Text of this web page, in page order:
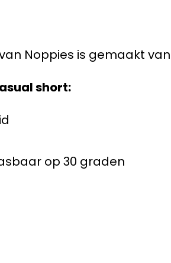
Noppies is gemaakt
short:
op 30 graden